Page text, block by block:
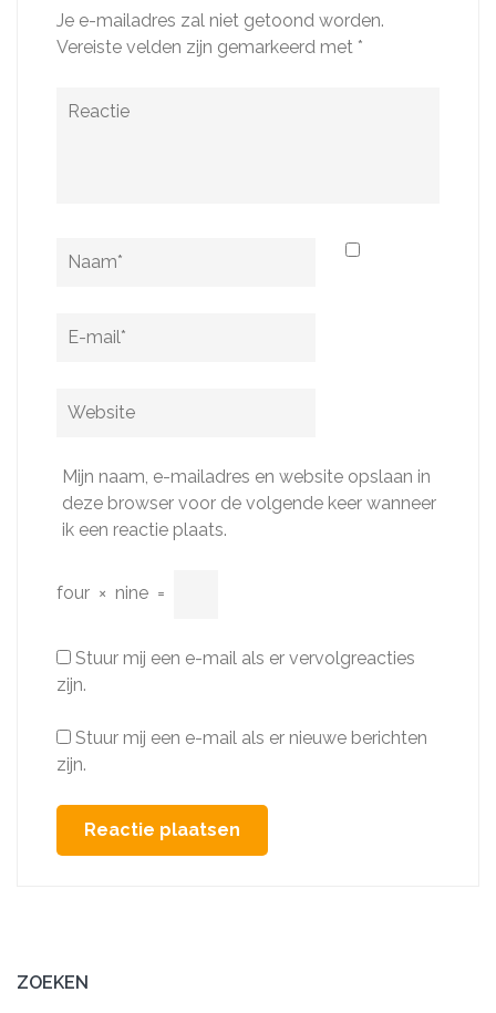
Je e-mailadres zal niet getoond worden.
Vereiste velden zijn gemarkeerd met *
Reactie
Naam
E-
Website
Mijn naam, e-mailadres en website opslaan in
deze browser voor de volgende keer wanneer
ik een reactie plaats.
four × nine =
Stuur mij een e-mail als er vervolgreacties
zijn.
Stuur mij een e-mail als er nieuwe berichten
zijn.
ZOEKEN